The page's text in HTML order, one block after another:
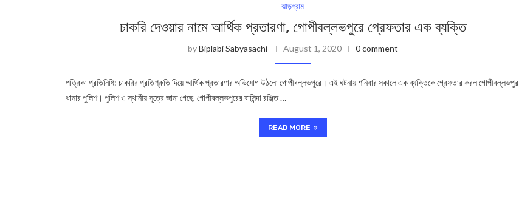
ঝাড়গ্রাম
চাকরি দেওয়ার নামে আর্থিক প্রতারণা, গোপীবল্লভপুরে প্রেফতার এক ব্যক্তি
byBiplabi Sabyasachi August 1, 2020 0 comment
পত্রিকা প্রতিনিধি: চাকরির প্রতিশ্রুতি দিয়ে আর্থিক প্রতারণার অভিযোগ উঠলো গোপীবল্লভপুরে। এই ঘটনায় শনিবার সকালে এক ব্যক্তিকে গ্রেফতার করল গোপীবল্লভপুর
থানার পুলিশ। পুলিশ ও স্থানীয় সূত্রে জানা গেছে, গোপীবল্লভপুরের বাসিন্দা রঞ্জিত …
READ MORE